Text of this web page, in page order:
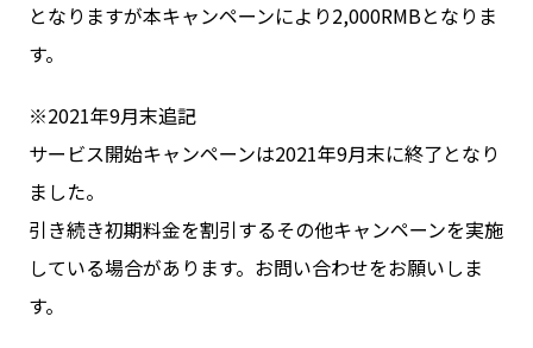
となりますが本キャンペーンにより2,000RMBとなりま
す。
※2021年9月末追記
サービス開始キャンペーンは2021年9月末に終了となり
ました。
引き続き初期料金を割引するその他キャンペーンを実施
している場合があります。お問い合わせをお願いしま
す。